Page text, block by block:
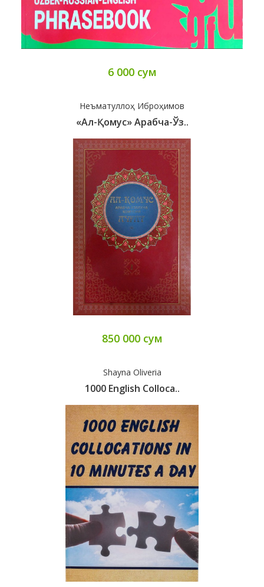
6 000 сум
Неъматуллоҳ Иброҳимов
«Ал-Қомус» Арабча-Ўз..
850 000 сум
Shayna Oliveria
1000 English Colloca..